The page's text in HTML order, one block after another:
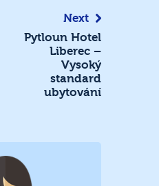
Next
Pytloun Hotel
Liberec –
Vysoký
standard
ubytování